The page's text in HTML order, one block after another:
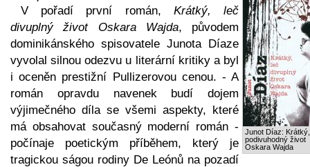
Junot Díaz:
podivuhodný život
Oskara Wajda
V pořadí první román, Krátký, leč
divuplný život Oskara Wajda, původem
dominikánského spisovatele Junota Díaze
vyvolal silnou odezvu u literární kritiky a byl
i oceněn prestižní Pullizerovou cenou. - A
román opravdu navenek budí dojem
výjimečného díla se všemi aspekty, které
má obsahovat současný moderní román -
počínaje poetickým příběhem, který je
tragickou ságou rodiny De Leónů na pozadí